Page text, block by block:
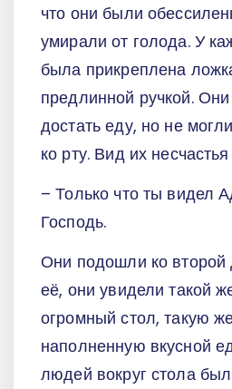
что они были
умирали от голода. У
была прикреплена
предлинной ручкой.
достать еду, но не
ко рту. Вид их
– Только что ты видел
Господь.
Они подошли ко второй
её, они увидели такой
огромный стол, такую
наполненную вкусной
людей вокруг стола